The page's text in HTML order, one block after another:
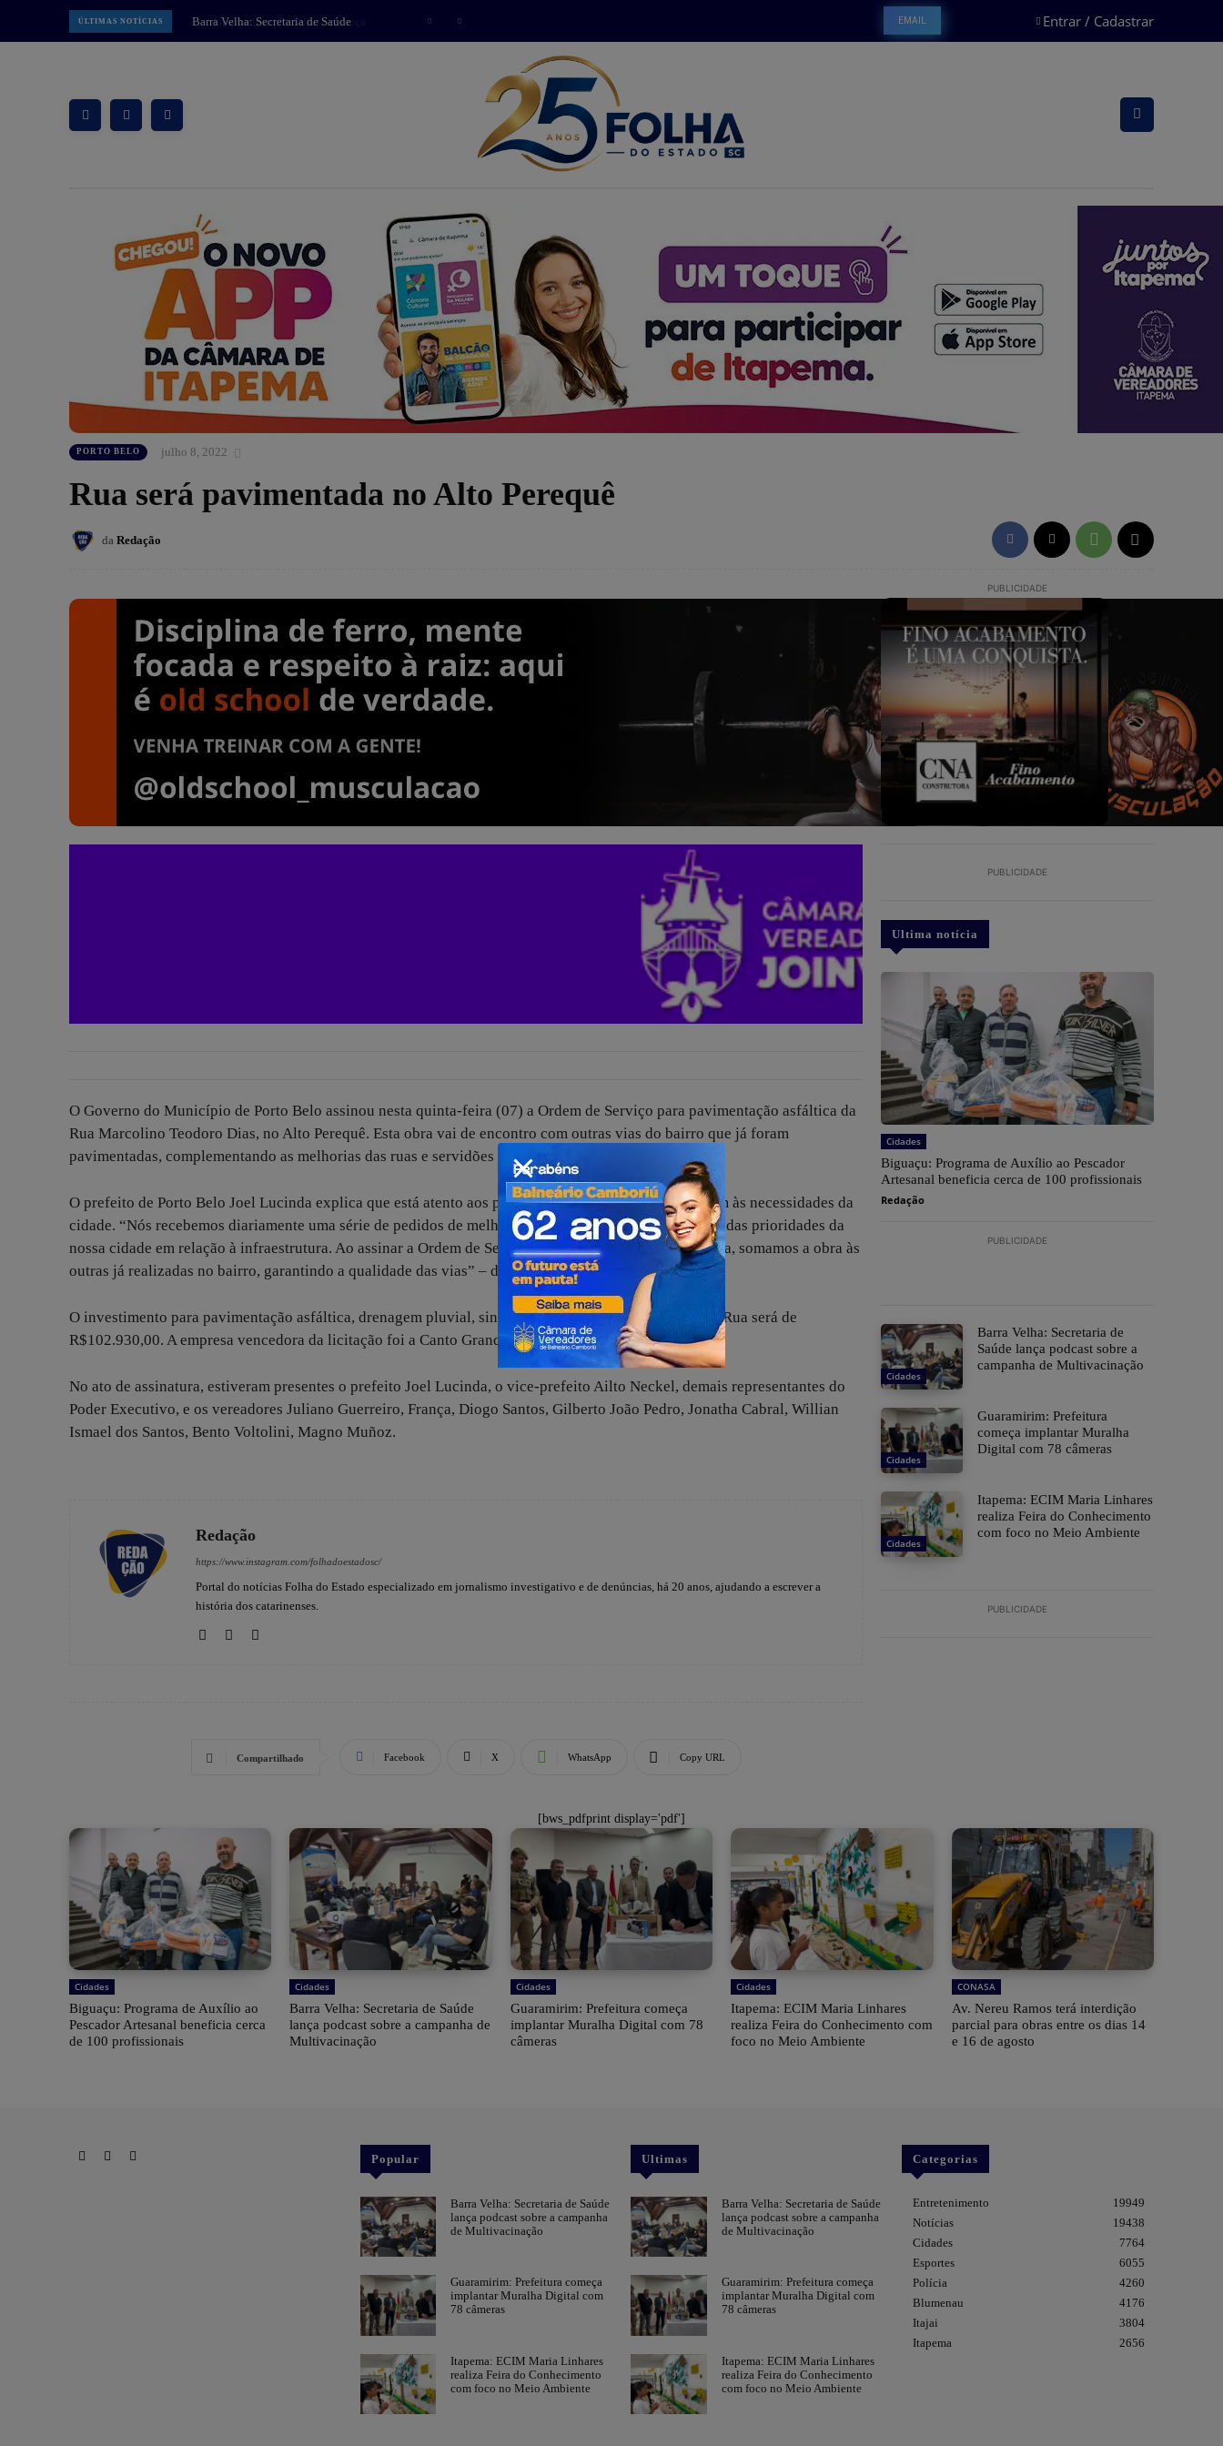
ÚLTIMAS NOTÍCIAS
Guaramirim: Prefeitura começa
implantar Muralha Digital com 78
EMAIL Entrar / Cadastrar
PORTO BELO julho 8, 2022
Rua será pavimentada no Alto Perequê
da Redação
O Governo do Município de Porto Belo assinou nesta quinta-feira (07) a Ordem de Serviço para pavimentação asfáltica da
Rua Marcolino Teodoro Dias, no Alto Perequê. Esta obra vai de encontro com outras vias do bairro que já foram
pavimentadas, complementando as melhorias das ruas e servidões do bairro.
O prefeito de Porto Belo Joel Lucinda explica que está atento aos pedidos dos moradores, mas também às necessidades da
cidade. “Nós recebemos diariamente uma série de pedidos de melhorias em diferentes ruas e sabemos das prioridades da
nossa cidade em relação à infraestrutura. Ao assinar a Ordem de Serviço para a pavimentação desta rua, somamos a obra às
outras já realizadas no bairro, garantindo a qualidade das vias” – destaca.
O investimento para pavimentação asfáltica, drenagem pluvial, sinalização viária e terraplanagem da Rua será de
R$102.930,00. A empresa vencedora da licitação foi a Canto Grande Engenharia Eireli.
No ato de assinatura, estiveram presentes o prefeito Joel Lucinda, o vice-prefeito Ailto Neckel, demais representantes do
Poder Executivo, e os vereadores Juliano Guerreiro, França, Diogo Santos, Gilberto João Pedro, Jonatha Cabral, Willian
Ismael dos Santos, Bento Voltolini, Magno Muñoz.
Redação
https://www.instagram.com/folhadoestadosc/
Portal do notícias Folha do Estado especializado em jornalismo investigativo e de denúncias, há 20 anos, ajudando a escrever a
história dos catarinenses.
Compartilhado Facebook X WhatsApp Copy URL
PUBLICIDADE
PUBLICIDADE
Ultima notícia
Cidades
Biguaçu: Programa de Auxílio ao Pescador
Artesanal beneficia cerca de 100 profissionais
Redação
PUBLICIDADE
Cidades
Barra Velha: Secretaria de
Saúde lança podcast sobre a
campanha de Multivacinação
Cidades
Guaramirim: Prefeitura
começa implantar Muralha
Digital com 78 câmeras
Cidades
Itapema: ECIM Maria Linhares
realiza Feira do Conhecimento
com foco no Meio Ambiente
PUBLICIDADE
[bws_pdfprint display='pdf']
Cidades
Biguaçu: Programa de Auxílio ao
Pescador Artesanal beneficia cerca
de 100 profissionais
Cidades
Barra Velha: Secretaria de Saúde
lança podcast sobre a campanha de
Multivacinação
Cidades
Guaramirim: Prefeitura começa
implantar Muralha Digital com 78
câmeras
Cidades
Itapema: ECIM Maria Linhares
realiza Feira do Conhecimento com
foco no Meio Ambiente
CONASA
Av. Nereu Ramos terá interdição
parcial para obras entre os dias 14
e 16 de agosto
Popular
Barra Velha: Secretaria de Saúde
lança podcast sobre a campanha
de Multivacinação
Guaramirim: Prefeitura começa
implantar Muralha Digital com
78 câmeras
Itapema: ECIM Maria Linhares
realiza Feira do Conhecimento
com foco no Meio Ambiente
Ultimas
Barra Velha: Secretaria de Saúde
lança podcast sobre a campanha
de Multivacinação
Guaramirim: Prefeitura começa
implantar Muralha Digital com
78 câmeras
Itapema: ECIM Maria Linhares
realiza Feira do Conhecimento
com foco no Meio Ambiente
Categorias
Entretenimento
19949
Notícias
19438
Cidades
7764
Esportes
6055
Polícia
4260
Blumenau
4176
Itajai
3804
Itapema
2656